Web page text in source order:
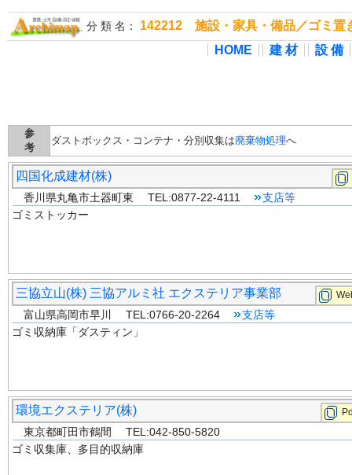
分 類 名： 142212 施設・家具・備品／ゴミ置
HOME
建 材 設 備
参
考
ダストボックス・コンテナ・分別収集は廃棄物処理へ
四国化成建材(株)
香川県丸亀市土器町東 TEL:0877-22-4111
支店等
ゴミストッカー
三協立山(株) 三協アルミ社 エクステリア事業部
富山県高岡市早川 TEL:0766-20-2264
支店等
ゴミ収納庫「ダスティン」
環境エクステリア(株)
東京都町田市鶴間 TEL:042-850-5820
ゴミ収集庫、多目的収納庫